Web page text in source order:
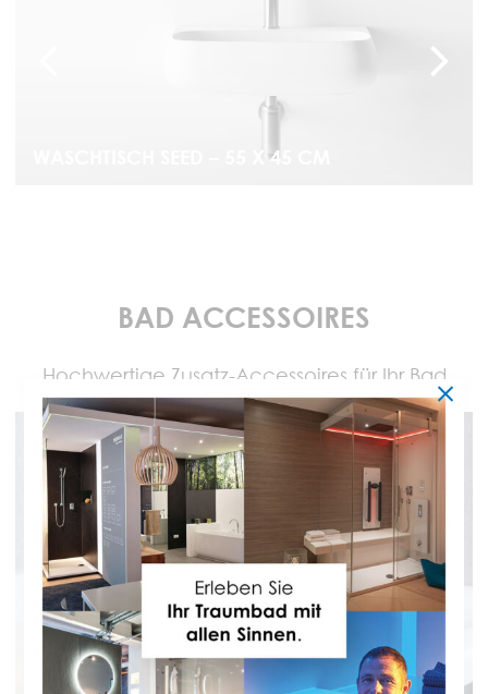
WASCHTISCH SEED – 55 X 45 CM
BAD ACCESSOIRES
Hochwertige Zusatz-Accessoires für Ihr Bad
WANNENKISSEN